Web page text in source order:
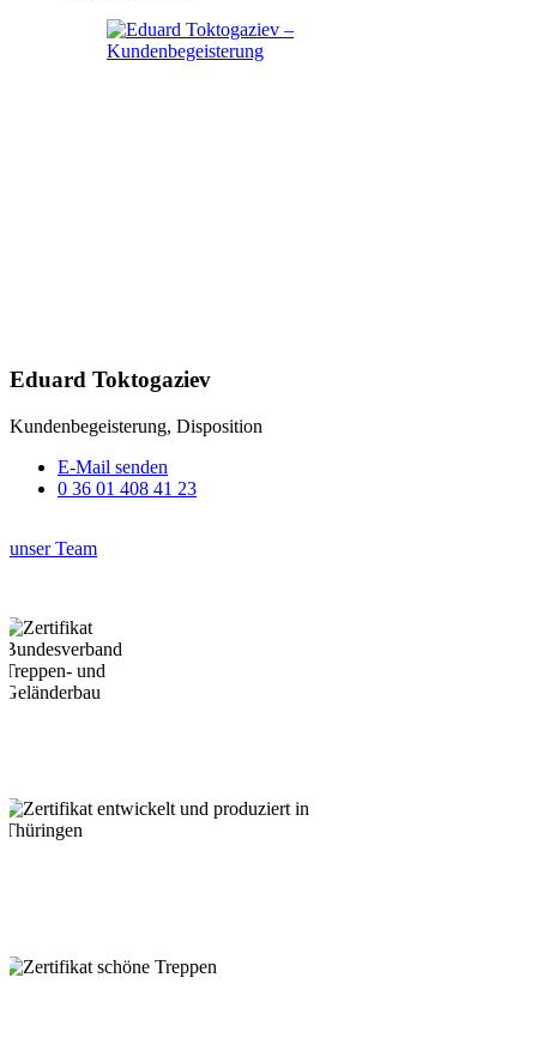
Eduard Toktogaziev
Kundenbegeisterung, Disposition
E-Mail senden
0 36 01 408 41 23
unser Team